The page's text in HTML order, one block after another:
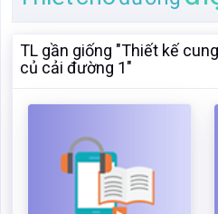
TL gần giống "Thiết kế
củ cải đường 1"